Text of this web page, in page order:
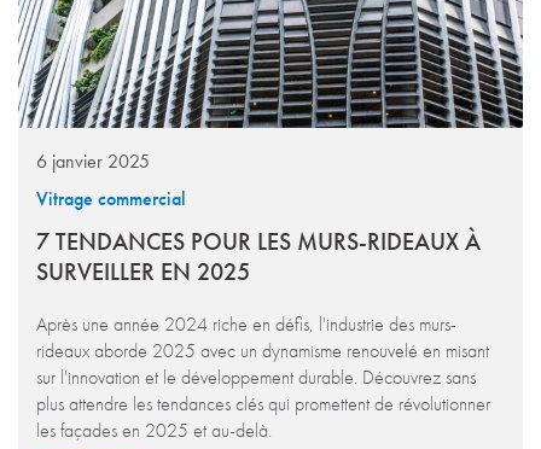
6 janvier 2025
Vitrage commercial
7 TENDANCES POUR LES MURS-RIDEAUX À
SURVEILLER EN 2025
Après une année 2024 riche en défis, l'industrie des murs-
rideaux aborde 2025 avec un dynamisme renouvelé en misant
sur l'innovation et le développement durable. Découvrez sans
plus attendre les tendances clés qui promettent de révolutionner
les façades en 2025 et au-delà.